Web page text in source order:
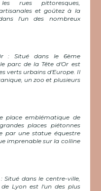
rues pittoresques,
et goûtez à la
l'un des nombreux
: Situé dans le 6ème
parc de la Tête d'Or est
verts urbains d'Europe. Il
un zoo et plusieurs
place emblématique de
places piétonnes
par une statue équestre
imprenable sur la colline
Situé dans le centre-ville,
Lyon est l'un des plus